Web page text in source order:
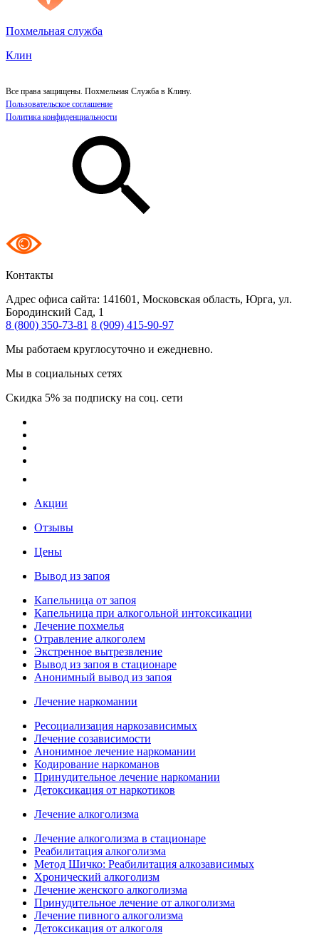
Похмельная служба
Клин
Все права защищены. Похмельная Служба в Клину.
Пользовательское соглашение
Политика конфиденциальности
Контакты
Адрес офиса сайта: 141601, Московская область, Юрга, ул.
Бородинский Сад, 1
8 (800) 350-73-81 8 (909) 415-90-97
Мы работаем круглосуточно и ежедневно.
Мы в социальных сетях
Скидка 5% за подписку на соц. сети
Акции
Отзывы
Цены
Вывод из запоя
Капельница от запоя
Капельница при алкогольной интоксикации
Лечение похмелья
Отравление алкоголем
Экстренное вытрезвление
Вывод из запоя в стационаре
Анонимный вывод из запоя
Лечение наркомании
Ресоциализация наркозависимых
Лечение созависимости
Анонимное лечение наркомании
Кодирование наркоманов
Принудительное лечение наркомании
Детоксикация от наркотиков
Лечение алкоголизма
Лечение алкоголизма в стационаре
Реабилитация алкоголизма
Метод Шичко: Реабилитация алкозависимых
Хронический алкоголизм
Лечение женского алкоголизма
Принудительное лечение от алкоголизма
Лечение пивного алкоголизма
Детоксикация от алкоголя